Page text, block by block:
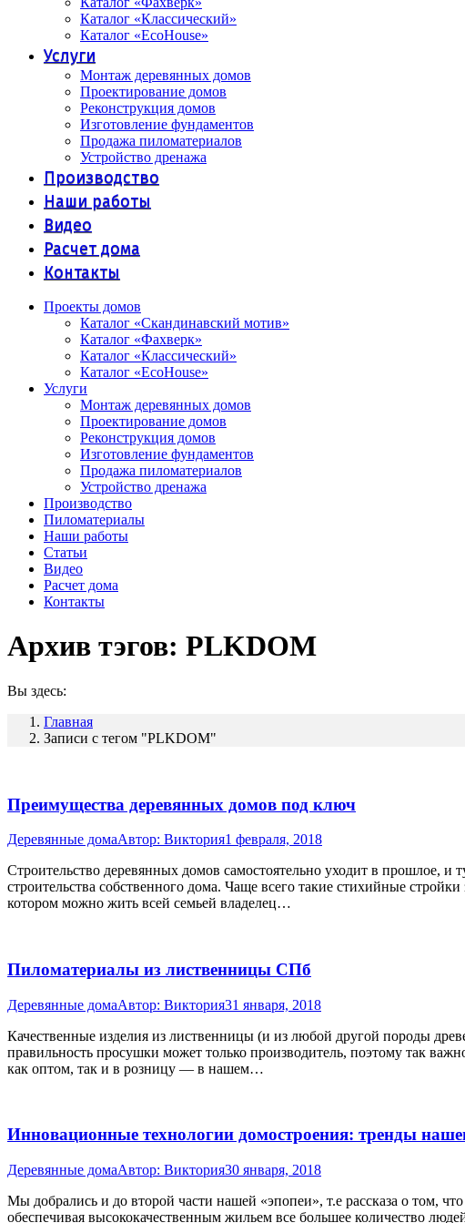
Каталог «Классический»
Каталог «EcoHouse»
Услуги
Монтаж деревянных домов
Проектирование домов
Реконструкция домов
Изготовление фундаментов
Продажа пиломатериалов
Устройство дренажа
Производство
Наши работы
Видео
Расчет дома
Контакты
Проекты домов
Каталог «Скандинавский мотив»
Каталог «Фахверк»
Каталог «Классический»
Каталог «EcoHouse»
Услуги
Монтаж деревянных домов
Проектирование домов
Реконструкция домов
Изготовление фундаментов
Продажа пиломатериалов
Устройство дренажа
Производство
Пиломатериалы
Наши работы
Статьи
Видео
Расчет дома
Контакты
Архив тэгов: PLKDOM
Вы здесь:
Главная
Записи с тегом "PLKDOM"
Преимущества деревянных домов под ключ
Деревянные домаАвтор: Виктория1 февраля, 2018
Строительство деревянных домов самостоятельно уходит в прошлое,
строительства собственного дома. Чаще всего такие стихийные
котором можно жить всей семьей владелец…
Пиломатериалы из лиственницы СПб
Деревянные домаАвтор: Виктория31 января, 2018
Качественные изделия из лиственницы (и из любой другой породы
правильность просушки может только производитель, поэтому так
как оптом, так и в розницу — в нашем…
Инновационные технологии домостроения: тренды
Деревянные домаАвтор: Виктория30 января, 2018
Мы добрались и до второй части нашей «эпопеи», т.е рассказа о том,
обеспечивая высококачественным жильем все большее количество